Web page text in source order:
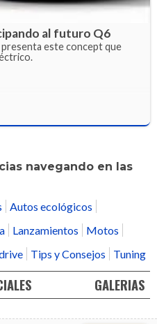
al futuro Q6
presenta este concept que
navegando en las
Autos ecológicos
Lanzamientos
Motos
Tips y Consejos Tuning
GALERIAS